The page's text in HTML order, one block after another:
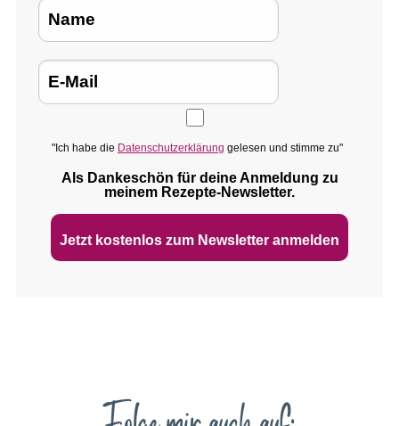
"Ich habe die Datenschutzerklärung gelesen und stimme zu"
Als Dankeschön für deine Anmeldung zu
meinem Rezepte‑Newsletter.
Jetzt kostenlos zum Newsletter anmelden